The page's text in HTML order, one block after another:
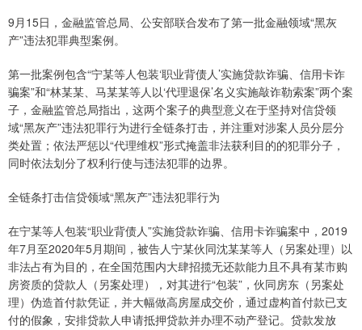
9月15日，金融监管总局、公安部联合发布了第一批金融领域“黑灰
产”违法犯罪典型案例。
第一批案例包含“宁某等人包装‘职业背债人’实施贷款诈骗、信用卡诈
骗案”和“林某某、马某某等人以‘代理退保’名义实施敲诈勒索案”两个案
子，金融监管总局指出，这两个案子的典型意义在于坚持对信贷领
域“黑灰产”违法犯罪行为进行全链条打击，并注重对涉案人员分层分
类处置；依法严惩以“代理维权”形式掩盖非法获利目的的犯罪分子，
同时依法划分了权利行使与违法犯罪的边界。
全链条打击信贷领域“黑灰产”违法犯罪行为
在宁某等人包装“职业背债人”实施贷款诈骗、信用卡诈骗案中，2019
年7月至2020年5月期间，被告人宁某伙同沈某某等人（另案处理）以
非法占有为目的，在全国范围内大肆招揽无还款能力且不具有某市购
房资质的贷款人（另案处理），对其进行“包装”，伙同房东（另案处
理）伪造首付款凭证，并大幅做高房屋成交价，通过虚构首付款已支
付的假象，安排贷款人申请抵押贷款并办理不动产登记。贷款发放